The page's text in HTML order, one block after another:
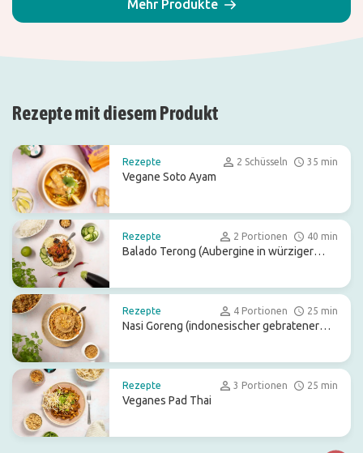
Mehr Produkte
Rezepte mit diesem Produkt
Rezepte 2 Schüsseln 35 min
Vegane Soto Ayam
Rezepte 2 Portionen 40 min
Balado Terong (Aubergine in würziger
Rezepte 4 Portionen 25 min
Nasi Goreng (indonesischer gebratener
Rezepte 3 Portionen 25 min
Veganes Pad Thai